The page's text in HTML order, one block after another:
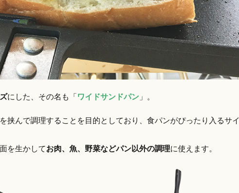
にした、その名も「ワイドサンドパン 」。
挟んで調理することを目的としており、食パンがぴったり入るサイ
を生かしてお肉、魚、野菜などパン以外の調理に使えます。